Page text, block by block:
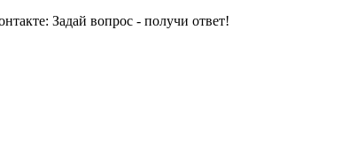
Задай вопрос - получи ответ!